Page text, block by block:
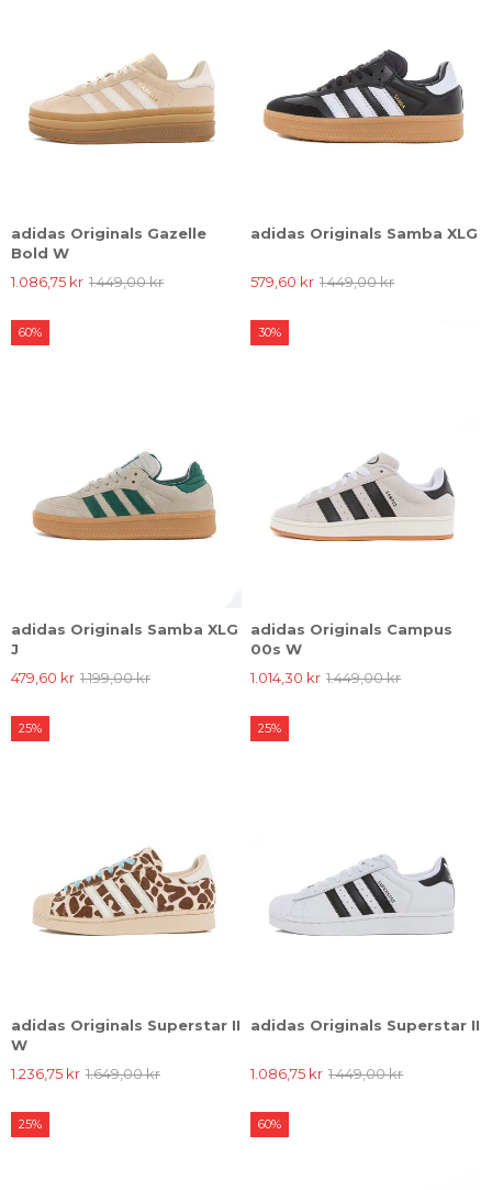
adidas Originals Gazelle
Bold W
1.086,75 kr 1.449,00 kr
adidas Originals Samba XLG
579,60 kr 1.449,00 kr
adidas Originals Samba XLG
J
479,60 kr 1.199,00 kr
60%
adidas Originals Campus
00s W
1.014,30 kr 1.449,00 kr
30%
adidas Originals Superstar II
W
1.236,75 kr 1.649,00 kr
25%
adidas Originals Superstar II
1.086,75 kr 1.449,00 kr
25%
25% 60%